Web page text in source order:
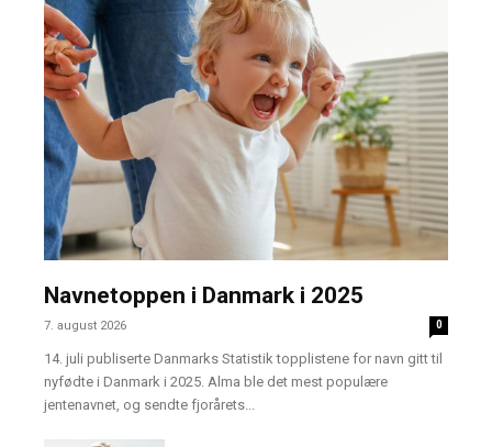
Navnetoppen i Danmark i 2025
7. august 2026 0
14. juli publiserte Danmarks Statistik topplistene for navn gitt til
nyfødte i Danmark i 2025. Alma ble det mest populære
jentenavnet, og sendte fjorårets...